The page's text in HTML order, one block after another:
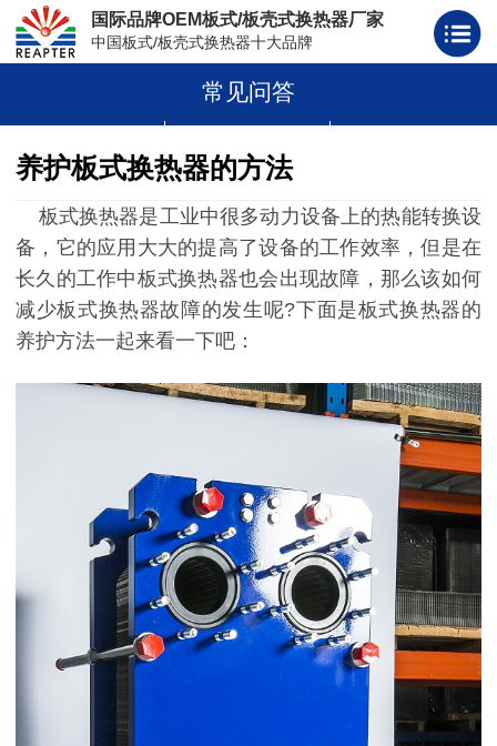
国际品牌OEM板式/板壳式换热器厂家
中国板式/板壳式换热器十大品牌
板壳式换热器
常见问答
养护板式换热器的方法
板式换热器是工业中很多动力设备上的热能转换设
备，它的应用大大的提高了设备的工作效率，但是在
长久的工作中板式换热器也会出现故障，那么该如何
减少板式换热器故障的发生呢?下面是板式换热器的
养护方法一起来看一下吧：